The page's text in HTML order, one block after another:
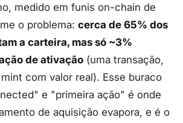
medido em funis on-chain de
o problema: cerca de 65% dos
a carteira, mas só ~3%
de ativação (uma transação,
com valor real). Esse buraco
e "primeira ação" é onde
de aquisição evapora, e é o